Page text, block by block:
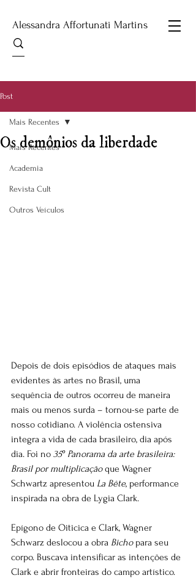
Alessandra Affortunati Martins
Post
Mais Recentes
Academia
Revista Cult
Outros Veículos
Mais Recentes
Os demônios da liberdade
Depois de dois episódios de ataques mais
evidentes às artes no Brasil, uma
sequência de outros ocorreu de maneira
mais ou menos surda – tornou-se parte de
nosso cotidiano. A violência ostensiva
integra a vida de cada brasileiro, dia após
dia. Foi no 35º Panorama da arte brasileira:
Brasil por multiplicação que Wagner
Schwartz apresentou La Bête, performance
inspirada na obra de Lygia Clark.
Epígono de Oiticica e Clark, Wagner
Schwarz deslocou a obra Bicho para seu
corpo. Buscava intensificar as intenções de
Clark e abrir fronteiras do campo artístico.